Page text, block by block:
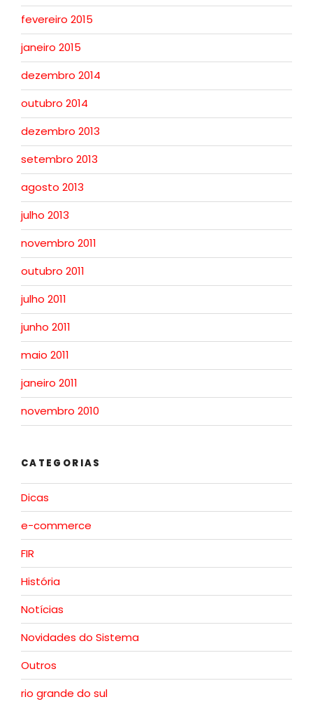
fevereiro 2015
janeiro 2015
dezembro 2014
outubro 2014
dezembro 2013
setembro 2013
agosto 2013
julho 2013
novembro 2011
outubro 2011
julho 2011
junho 2011
maio 2011
janeiro 2011
novembro 2010
CATEGORIAS
Dicas
e-commerce
FIR
História
Notícias
Novidades do Sistema
Outros
rio grande do sul